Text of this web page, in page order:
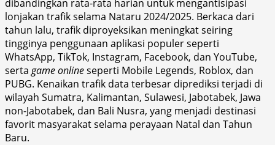
dibandingkan rata-rata harian untuk mengantisipasi
lonjakan trafik selama Nataru 2024/2025. Berkaca dari
tahun lalu, trafik diproyeksikan meningkat seiring
tingginya penggunaan aplikasi populer seperti
WhatsApp, TikTok, Instagram, Facebook, dan YouTube,
serta game onlineseperti Mobile Legends, Roblox, dan
PUBG. Kenaikan trafik data terbesar diprediksi terjadi di
wilayah Sumatra, Kalimantan, Sulawesi, Jabotabek, Jawa
non-Jabotabek, dan Bali Nusra, yang menjadi destinasi
favorit masyarakat selama perayaan Natal dan Tahun
Baru.